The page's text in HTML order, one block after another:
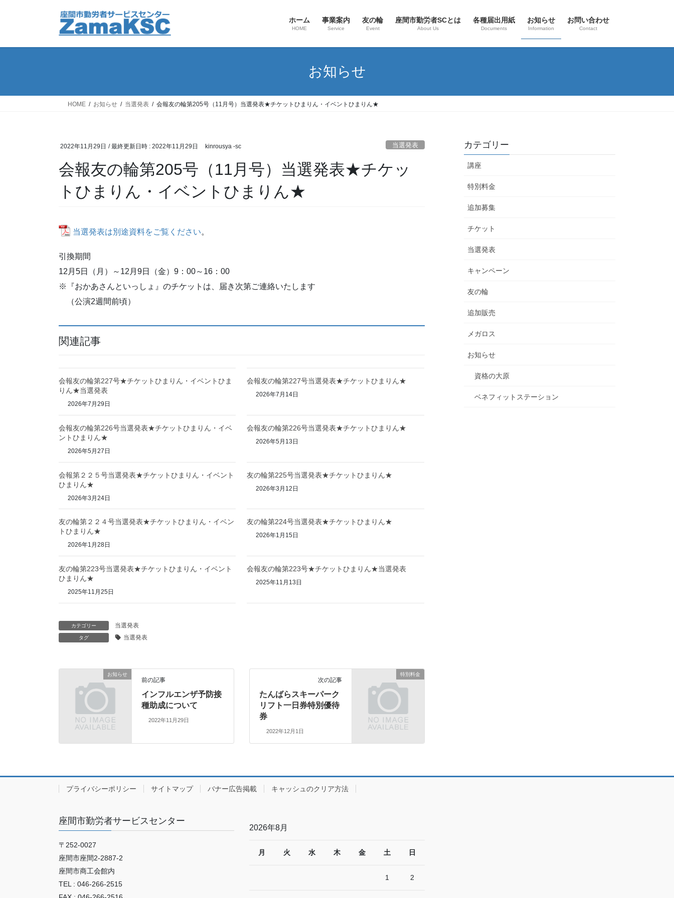
ホーム
HOME
事業案内
Service
友の輪
Event
座間市勤労者SCとは
About Us
各種届出用紙
Documents
お知らせ
Information
お問い合わせ
Contact
お知らせ
HOME お知らせ 当選発表 会報友の輪第205号（11月号）当選発表★チケットひまりん・イベントひまりん★
2022年11月29日 / 最終更新日時 : 2022年11月29日 kinrousya -sc 当選発表
会報友の輪第205号（11月号）当選発表★チケッ
トひまりん・イベントひまりん★
当選発表は別途資料をご覧ください。
引換期間
12月5日（月）～12月9日（金）9：00～16：00
※『おかあさんといっしょ』のチケットは、届き次第ご連絡いたします
（公演2週間前頃）
関連記事
会報友の輪第227号★チケットひまりん・イベントひま
りん★当選発表
2026年7月29日
会報友の輪第227号当選発表★チケットひまりん★
2026年7月14日
会報友の輪第226号当選発表★チケットひまりん・イベ
ントひまりん★
2026年5月27日
会報友の輪第226号当選発表★チケットひまりん★
2026年5月13日
会報第２２５号当選発表★チケットひまりん・イベント
ひまりん★
2026年3月24日
友の輪第225号当選発表★チケットひまりん★
2026年3月12日
友の輪第２２４号当選発表★チケットひまりん・イベン
トひまりん★
2026年1月28日
友の輪第224号当選発表★チケットひまりん★
2026年1月15日
友の輪第223号当選発表★チケットひまりん・イベント
ひまりん★
2025年11月25日
会報友の輪第223号★チケットひまりん★当選発表
2025年11月13日
カテゴリー 当選発表
タグ 当選発表
お知らせ
前の記事
インフルエンザ予防接
種助成について
2022年11月29日
特別料金
次の記事
たんばらスキーパーク
リフト一日券特別優待
券
2022年12月1日
カテゴリー
講座
特別料金
追加募集
チケット
当選発表
キャンペーン
友の輪
追加販売
メガロス
お知らせ
資格の大原
ベネフィットステーション
プライバシーポリシー サイトマップ バナー広告掲載 キャッシュのクリア方法
座間市勤労者サービスセンター
〒252-0027
座間市座間2‐2887‐2
座間市商工会館内
TEL : 046-266-2515
2026年8月
月 火 水 木 金 土 日
1 2